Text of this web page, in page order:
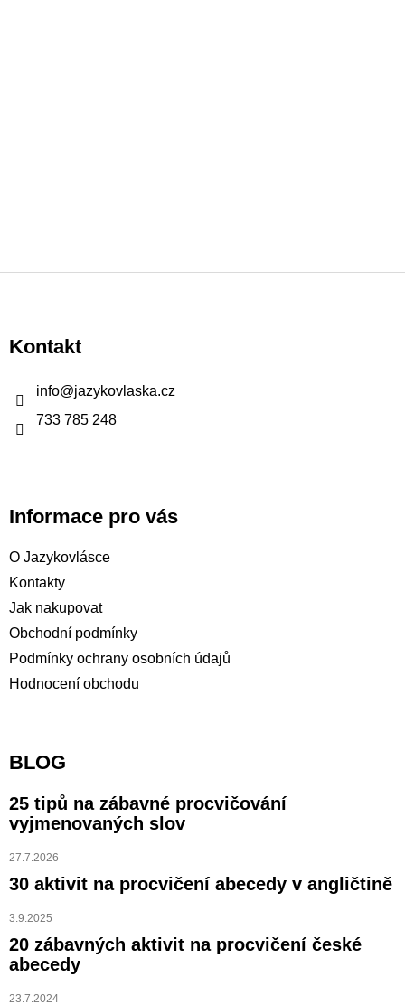
p
aKontakt
info@jazykovlaska.cz
733 785 248
Informace pro vás
O Jazykovlásce
Kontakty
Jak nakupovat
Obchodní podmínky
Podmínky ochrany osobních údajů
Hodnocení obchodu
BLOG
25 tipů na zábavné procvičování
vyjmenovaných slov
27.7.2026
30 aktivit na procvičení abecedy v angličtině
3.9.2025
20 zábavných aktivit na procvičení české
abecedy
23.7.2024